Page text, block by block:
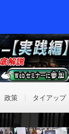
政策 タイアップ